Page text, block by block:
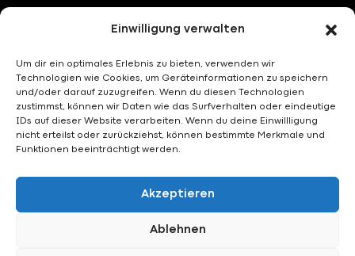
Einwilligung verwalten
Um dir ein optimales Erlebnis zu bieten, verwenden wir
Technologien wie Cookies, um Geräteinformationen zu speichern
und/oder darauf zuzugreifen. Wenn du diesen Technologien
zustimmst, können wir Daten wie das Surfverhalten oder eindeutige
IDs auf dieser Website verarbeiten. Wenn du deine Einwillligung
nicht erteilst oder zurückziehst, können bestimmte Merkmale und
Funktionen beeinträchtigt werden.
Akzeptieren
Ablehnen
+49 (0)751/3704-0
info@srg-rv.de
SRG – Systemhaus GmbH
Parkstraße 40